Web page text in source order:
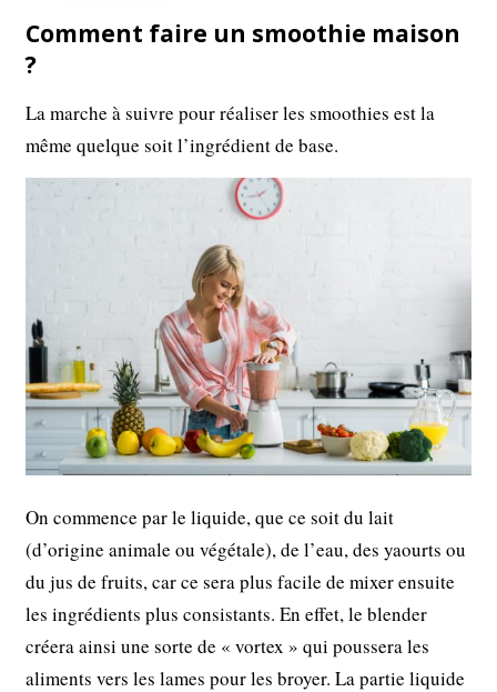
Comment faire un smoothie maison
?
La marche à suivre pour réaliser les smoothies est la
même quelque soit l’ingrédient de base.
On commence par le liquide, que ce soit du lait
(d’origine animale ou végétale), de l’eau, des yaourts ou
du jus de fruits, car ce sera plus facile de mixer ensuite
les ingrédients plus consistants. En effet, le blender
créera ainsi une sorte de « vortex » qui poussera les
aliments vers les lames pour les broyer. La partie liquide